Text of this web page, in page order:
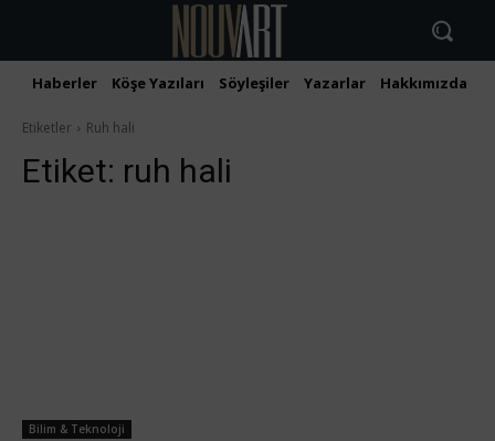
Haberler Köşe Yazıları Söyleşiler Yazarlar Hakkımızda
Etiketler Ruh hali
Etiket: ruh hali
Bilim & Teknoloji